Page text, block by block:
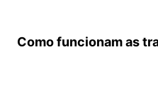
Como funcionam as